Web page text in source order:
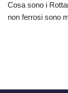
Cosa sono i
non ferrosi sono